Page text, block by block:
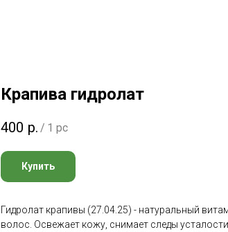
Крапива гидролат
400 р. / 1 pc
Купить
Гидролат крапивы (27.04.25) - натуральный
волос. Освежает кожу, снимает следы